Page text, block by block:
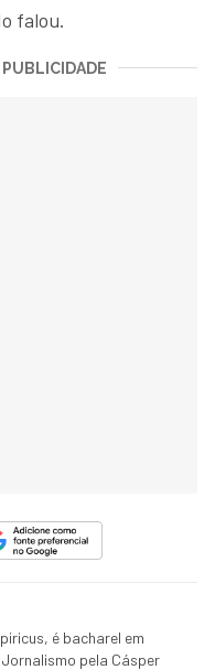
falou.
é bacharel em
pela Cásper